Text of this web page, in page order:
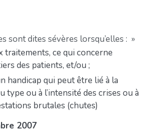
sont dites sévères lorsqu’elles :
traitements, ce qui concerne
des patients, et/ou ;
handicap qui peut être lié à la
type ou à l’intensité des crises ou à
brutales (chutes)
2007